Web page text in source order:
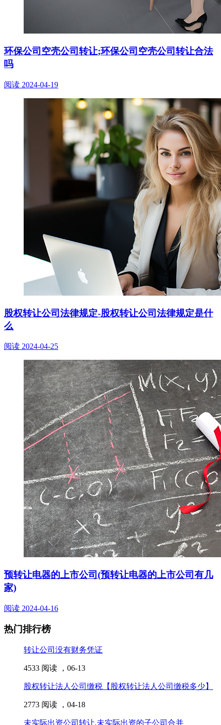
环保公司空壳公司转让;环保公司空壳公司转让合法
吗
阅读 2024-04-19
股权转让公司法律规定-股权转让公司法律规定是什
么
阅读 2024-04-25
预转让电器的上市公司(预转让电器的上市公司有几
家)
阅读 2024-04-16
热门排行榜
转让公司没有财务凭证
4533 阅读 ， 06-13
股权转让法人公司缴税【股权转让法人公司缴税多少】
2773 阅读 ， 04-18
未实际出资公司转让,未实际出资的子公司合并